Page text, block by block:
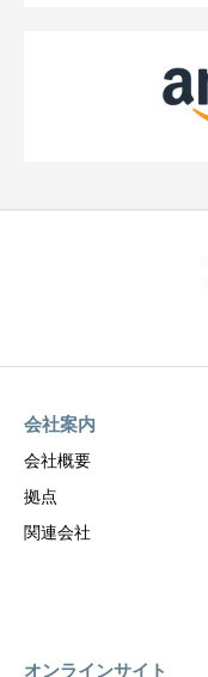
会社案内
会社概要
拠点
関連会社
オンラインサイト